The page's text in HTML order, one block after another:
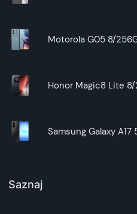
Motorola G05 8/
Honor Magic8 Lite
Samsung Galaxy
Saznaj